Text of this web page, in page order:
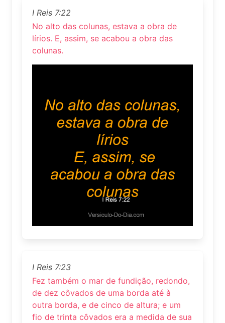
I Reis 7:22
No alto das colunas, estava a obra de
lírios. E, assim, se acabou a obra das
colunas.
I Reis 7:23
Fez também o mar de fundição, redondo,
de dez côvados de uma borda até à
outra borda, e de cinco de altura; e um
fio de trinta côvados era a medida de sua